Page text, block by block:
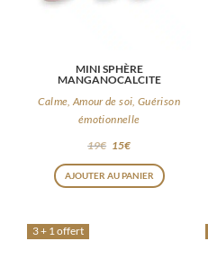
MINI SPHÈRE
MANGANOCALCITE
Calme, Amour de soi, Guérison
émotionnelle
19€ 15€
AJOUTER AU PANIER
3 + 1 offert